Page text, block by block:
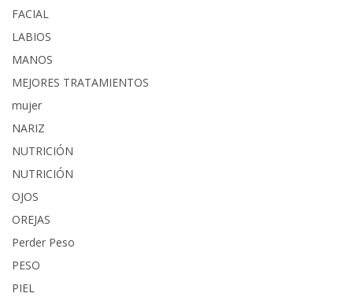
FACIAL
LABIOS
MANOS
MEJORES TRATAMIENTOS
mujer
NARIZ
NUTRICIÓN
NUTRICIÓN
OJOS
OREJAS
Perder Peso
PESO
PIEL